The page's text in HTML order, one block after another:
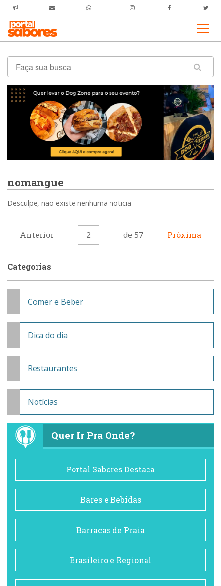
nomangue
Desculpe, não existe nenhuma noticia
Anterior 2 de 57 Próxima
Categorias
Comer e Beber
Dica do dia
Restaurantes
Notícias
Quer Ir Pra Onde?
Portal Sabores Destaca
Bares e Bebidas
Barracas de Praia
Brasileiro e Regional